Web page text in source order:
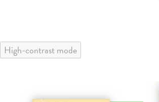
High-contrast mode